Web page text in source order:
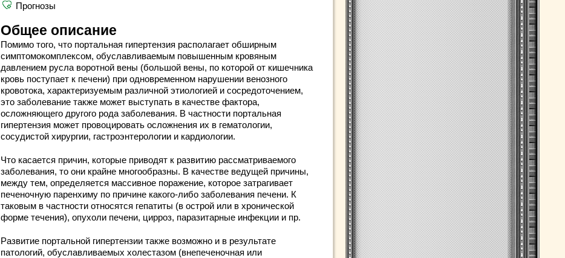
Прогнозы
Общее описание
Помимо того, что портальная гипертензия располагает обширным
симптомокомплексом, обуславливаемым повышенным кровяным
давлением русла воротной вены (большой вены, по которой от кишечника
кровь поступает к печени) при одновременном нарушении венозного
кровотока, характеризуемым различной этиологией и сосредоточением,
это заболевание также может выступать в качестве фактора,
осложняющего другого рода заболевания. В частности портальная
гипертензия может провоцировать осложнения их в гематологии,
сосудистой хирургии, гастроэнтерологии и кардиологии.
Что касается причин, которые приводят к развитию рассматриваемого
заболевания, то они крайне многообразны. В качестве ведущей причины,
между тем, определяется массивное поражение, которое затрагивает
печеночную паренхиму по причине какого-либо заболевания печени. К
таковым в частности относятся гепатиты (в острой или в хронической
форме течения), опухоли печени, цирроз, паразитарные инфекции и пр.
Развитие портальной гипертензии также возможно и в результате
патологий, обуславливаемых холестазом (внепеченочная или